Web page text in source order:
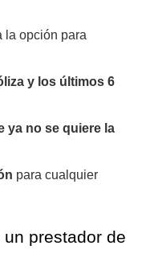
la opción para
y los últimos 6
ya no se quiere la
para cualquier
prestador de